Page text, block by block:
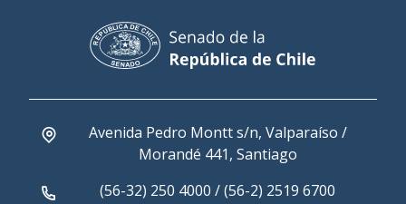
Avenida Pedro Montt s/n, Valparaíso /
Morandé 441, Santiago
(56-32) 250 4000 / (56-2) 2519 6700